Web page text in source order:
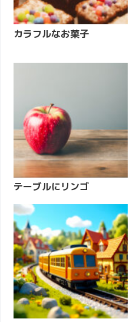
カラフルなお菓子
テーブルにリンゴ